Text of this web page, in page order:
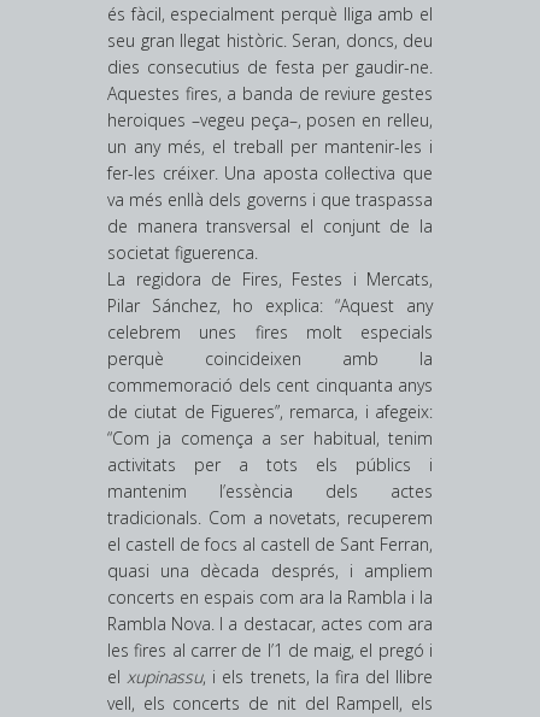
és fàcil, especialment perquè lliga amb el
seu gran llegat històric. Seran, doncs, deu
dies consecutius de festa per gaudir-ne.
Aquestes fires, a banda de reviure gestes
heroiques –vegeu peça–, posen en relleu,
un any més, el treball per mantenir-les i
fer-les créixer. Una aposta col·lectiva que
va més enllà dels governs i que traspassa
de manera transversal el conjunt de la
societat figuerenca.
La regidora de Fires, Festes i Mercats,
Pilar Sánchez, ho explica: “Aquest any
celebrem unes fires molt especials
perquè coincideixen amb la
commemoració dels cent cinquanta anys
de ciutat de Figueres”, remarca, i afegeix:
“Com ja comença a ser habitual, tenim
activitats per a tots els públics i
mantenim l’essència dels actes
tradicionals. Com a novetats, recuperem
el castell de focs al castell de Sant Ferran,
quasi una dècada després, i ampliem
concerts en espais com ara la Rambla i la
Rambla Nova. I a destacar, actes com ara
les fires al carrer de l’1 de maig, el pregó i
elxupinassu, i els trenets, la fira del llibre
vell, els concerts de nit del Rampell, els